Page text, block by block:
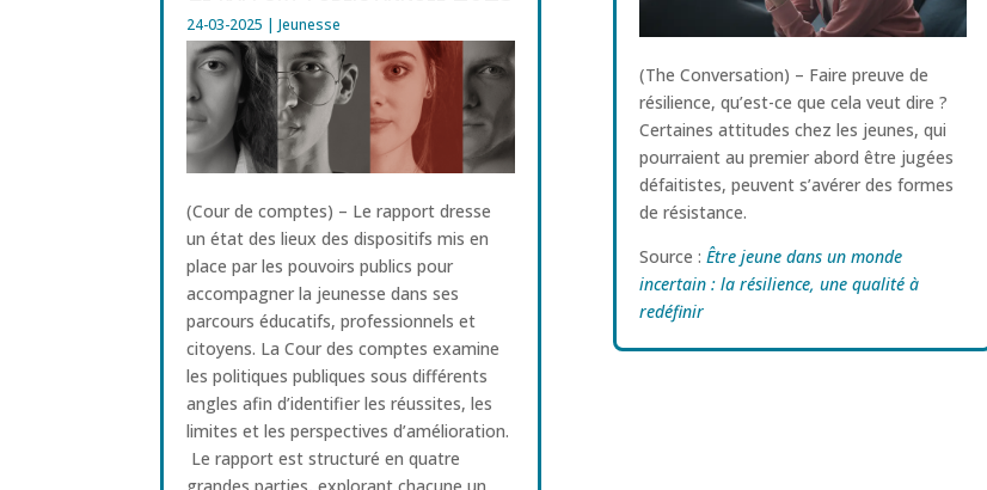
24-03-2025 |Jeunesse
(Cour de comptes) – Le rapport dresse
un état des lieux des dispositifs mis en
place par les pouvoirs publics pour
accompagner la jeunesse dans ses
parcours éducatifs, professionnels et
citoyens. La Cour des comptes examine
les politiques publiques sous différents
angles afin d’identifier les réussites, les
limites et les perspectives d’amélioration.
Le rapport est structuré en quatre
grandes parties, explorant chacune un
(The Conversation) – Faire preuve de
résilience, qu’est-ce que cela veut dire ?
Certaines attitudes chez les jeunes, qui
pourraient au premier abord être jugées
défaitistes, peuvent s’avérer des formes
de résistance.
Source : Être jeune dans un monde
incertain : la résilience, une qualité à
redéfinir